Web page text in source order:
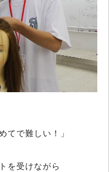
てで難しい！」
を受けながら